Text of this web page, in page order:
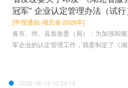
冠军” 企业认定管理办法（试
[申报通知-湖北省-2026年]
各市、州、县发改委（局）：为加强和
军企业的认定管理工作，我委制定了《
2026-06-12 10:39:14